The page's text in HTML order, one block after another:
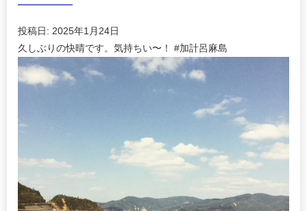
投稿日: 2025年1月24日
久しぶりの快晴です。気持ちい〜！ #加計呂麻島